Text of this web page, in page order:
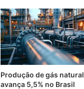
Produção de gás natural
avança 5,5% no Brasil